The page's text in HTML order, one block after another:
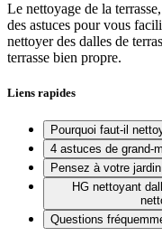
Le nettoyage de la
des astuces pour vous
nettoyer des dalles de
terrasse bien propre.
Liens rapides
Pourquoi faut-il
4 astuces de grand-
Pensez à votre jardin
HG nettoyant
Questions